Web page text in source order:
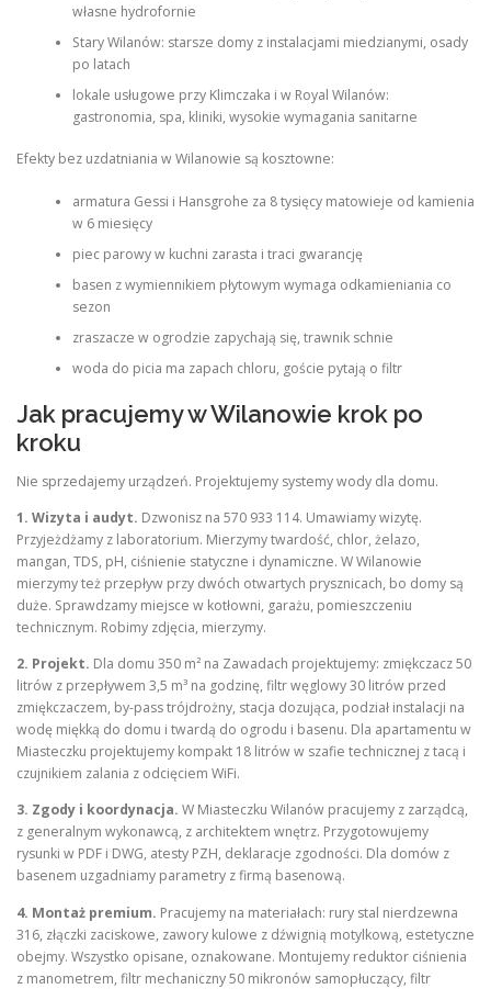
własne hydrofornie
Stary Wilanów: starsze domy z instalacjami miedzianymi, osady
po latach
lokale usługowe przy Klimczaka i w Royal Wilanów:
gastronomia, spa, kliniki, wysokie wymagania sanitarne
Efekty bez uzdatniania w Wilanowie są kosztowne:
armatura Gessi i Hansgrohe za 8 tysięcy matowieje od kamienia
w 6 miesięcy
piec parowy w kuchni zarasta i traci gwarancję
basen z wymiennikiem płytowym wymaga odkamieniania co
sezon
zraszacze w ogrodzie zapychają się, trawnik schnie
woda do picia ma zapach chloru, goście pytają o filtr
Jak pracujemy w Wilanowie krok po
kroku
Nie sprzedajemy urządzeń. Projektujemy systemy wody dla domu.
1. Wizyta i audyt. Dzwonisz na 570 933 114. Umawiamy wizytę.
Przyjeżdżamy z laboratorium. Mierzymy twardość, chlor, żelazo,
mangan, TDS, pH, ciśnienie statyczne i dynamiczne. W Wilanowie
mierzymy też przepływ przy dwóch otwartych prysznicach, bo domy są
duże. Sprawdzamy miejsce w kotłowni, garażu, pomieszczeniu
technicznym. Robimy zdjęcia, mierzymy.
2. Projekt. Dla domu 350 m² na Zawadach projektujemy: zmiękczacz 50
litrów z przepływem 3,5 m³ na godzinę, filtr węglowy 30 litrów przed
zmiękczaczem, by-pass trójdrożny, stacja dozująca, podział instalacji na
wodę miękką do domu i twardą do ogrodu i basenu. Dla apartamentu w
Miasteczku projektujemy kompakt 18 litrów w szafie technicznej z tacą i
czujnikiem zalania z odcięciem WiFi.
3. Zgody i koordynacja. W Miasteczku Wilanów pracujemy z zarządcą,
z generalnym wykonawcą, z architektem wnętrz. Przygotowujemy
rysunki w PDF i DWG, atesty PZH, deklaracje zgodności. Dla domów z
basenem uzgadniamy parametry z firmą basenową.
4. Montaż premium. Pracujemy na materiałach: rury stal nierdzewna
316, złączki zaciskowe, zawory kulowe z dźwignią motylkową, estetyczne
obejmy. Wszystko opisane, oznakowane. Montujemy reduktor ciśnienia
z manometrem, filtr mechaniczny 50 mikronów samopłuczący, filtr